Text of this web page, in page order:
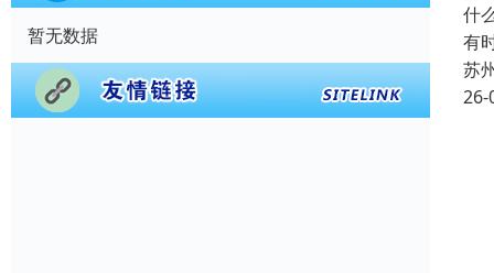
暂无数据
什
有
苏
26-